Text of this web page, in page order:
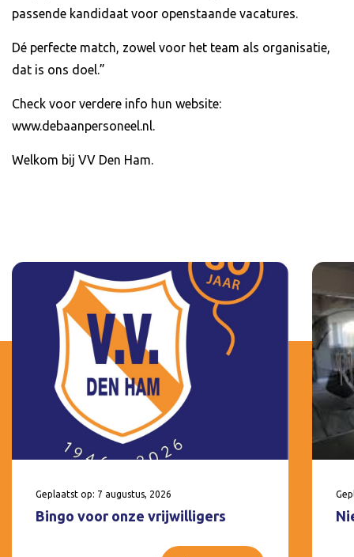
passende kandidaat voor openstaande vacatures.
Dé perfecte match, zowel voor het team als organisatie,
dat is ons doel.”
Check voor verdere info hun website:
www.debaanpersoneel.nl.
Welkom bij VV Den Ham.
Geplaatst op: 7 augustus, 2026
Bingo voor onze vrijwilligers